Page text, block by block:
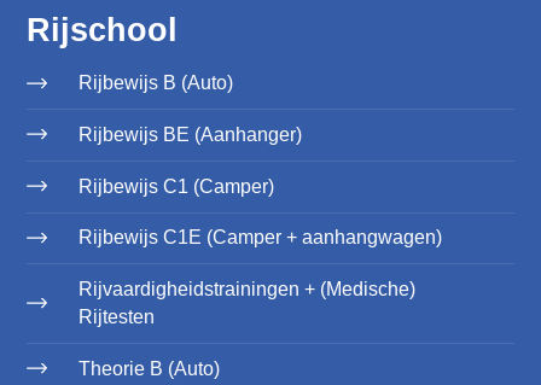
Rijschool
Rijbewijs B (Auto)
Rijbewijs BE (Aanhanger)
Rijbewijs C1 (Camper)
Rijbewijs C1E (Camper + aanhangwagen)
Rijvaardigheidstrainingen + (Medische)
Rijtesten
Theorie B (Auto)